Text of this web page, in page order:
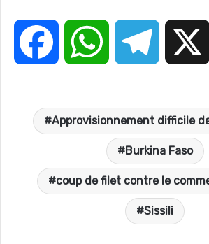
c
e
a
t
l
e
g
Approvisionnement difficile
Burkina Faso
coup de filet contre le
Sissili